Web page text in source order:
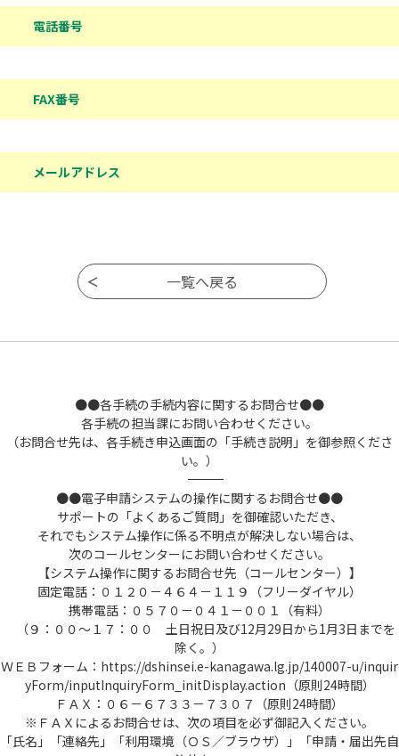
電話番号
FAX番号
メールアドレス
●●各手続の手続内容に関するお問合せ●●
各手続の担当課にお問い合わせください。
（お問合せ先は、各手続き申込画面の「手続き説明」を御参照くださ
い。）
――――――――――――――――――――――――――――――――――――――――――――――――――
●●電子申請システムの操作に関するお問合せ●●
サポートの「よくあるご質問」を御確認いただき、
それでもシステム操作に係る不明点が解決しない場合は、
次のコールセンターにお問い合わせください。
【システム操作に関するお問合せ先（コールセンター）】
固定電話：０１２０－４６４－１１９（フリーダイヤル）
携帯電話：０５７０－０４１－００１（有料）
（９：００～１７：００ 土日祝日及び12月29日から1月3日までを
除く。）
ＷＥＢフォーム：https://dshinsei.e-kanagawa.lg.jp/140007-u/inquir
yForm/inputInquiryForm_initDisplay.action（原則24時間）
ＦＡＸ：０６－６７３３－７３０７（原則24時間）
※ＦＡＸによるお問合せは、次の項目を必ず御記入ください。
「氏名」「連絡先」「利用環境（ＯＳ／ブラウザ）」「申請・届出先自